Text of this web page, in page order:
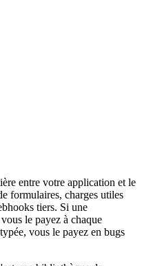
entre votre application et le
formulaires, charges utiles
tiers. Si une
le payez à chaque
vous le payez en bugs